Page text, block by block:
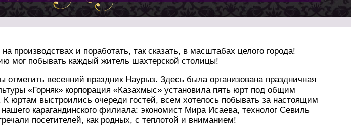
и поработать, так сказать, в масштабах целого города!
мог побывать каждый житель шахтерской столицы!
весенний праздник Наурыз. Здесь была организована праздничная
«Горняк» корпорация «Казахмыс» установила пять юрт под общим
выстроились очереди гостей, всем хотелось побывать за настоящим
карагандинского филиала: экономист Мира Исаева, технолог Севиль
посетителей, как родных, с теплотой и вниманием!